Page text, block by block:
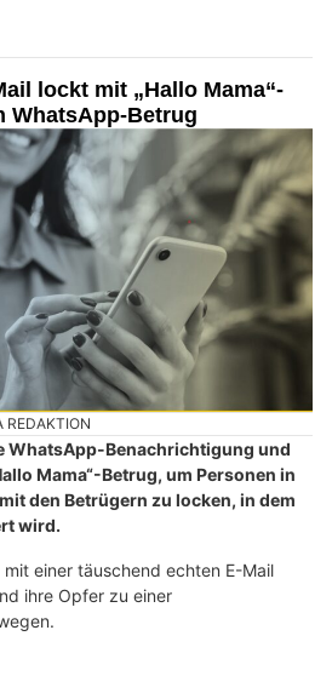
lockt mit „Hallo Mama“-
WhatsApp-Betrug
REDAKTION
WhatsApp-Benachrichtigung und
Mama“-Betrug, um Personen in
den Betrügern zu locken, in dem
wird.
einer täuschend echten E-Mail
ihre Opfer zu einer